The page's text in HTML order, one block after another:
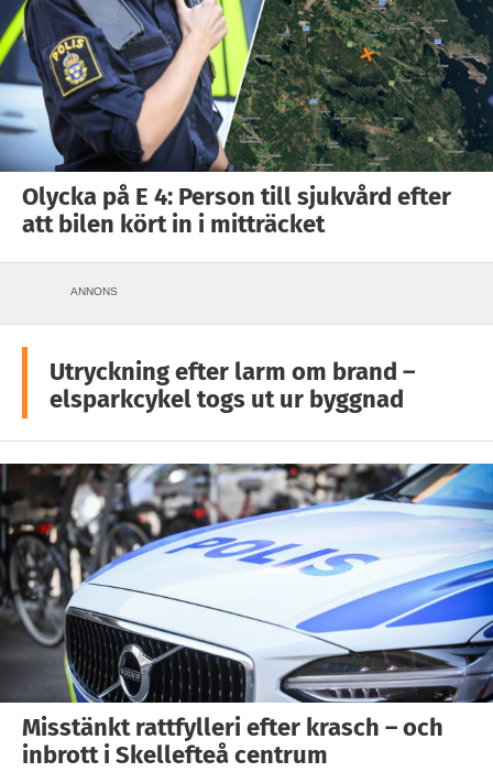
Olycka på E 4: Person till sjukvård efter
att bilen kört in i mitträcket
ANNONS
Utryckning efter larm om brand –
elsparkcykel togs ut ur byggnad
Misstänkt rattfylleri efter krasch – och
inbrott i Skellefteå centrum